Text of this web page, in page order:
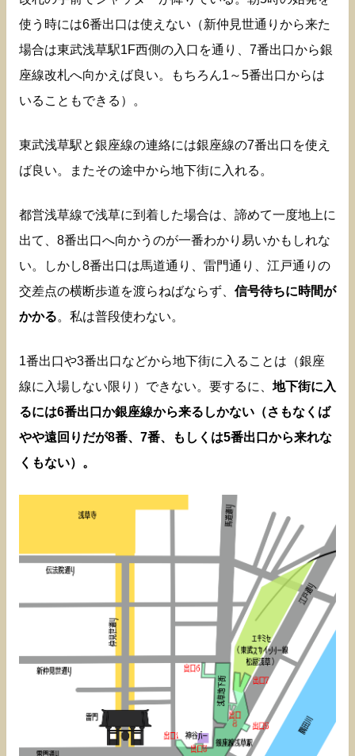
使う時には6番出口は使えない（新仲見世通りから来た
場合は東武浅草駅1F西側の入口を通り、7番出口から銀
座線改札へ向かえば良い。もちろん1～5番出口からは
いることもできる）。
東武浅草駅と銀座線の連絡には銀座線の7番出口を使え
ば良い。またその途中から地下街に入れる。
都営浅草線で浅草に到着した場合は、諦めて一度地上に
出て、8番出口へ向かうのが一番わかり易いかもしれな
い。しかし8番出口は馬道通り、雷門通り、江戸通りの
交差点の横断歩道を渡らねばならず、 信号待ちに時間が
かかる。私は普段使わない。
1番出口や3番出口などから地下街に入ることは（銀座
線に入場しない限り）できない。要するに、 地下街に入
るには6番出口か銀座線から来るしかない（さもなくば
やや遠回りだが8番、7番、もしくは5番出口から来れな
くもない）。